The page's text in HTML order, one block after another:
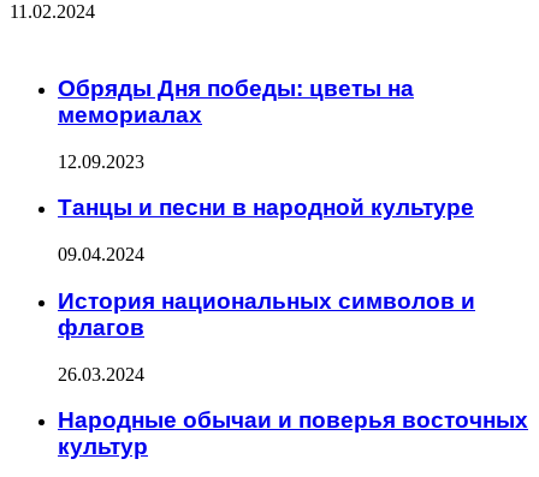
11.02.2024
Обряды Дня победы: цветы на
мемориалах
12.09.2023
Танцы и песни в народной культуре
09.04.2024
История национальных символов и
флагов
26.03.2024
Народные обычаи и поверья восточных
культур